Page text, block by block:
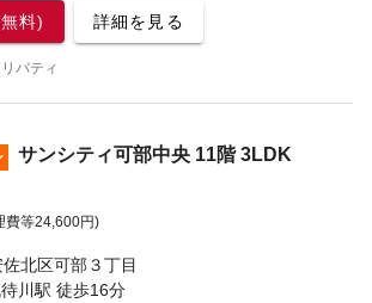
料) 詳細を見る
バティ
サンシティ可部中央 11階 3LDK
費等24,600円)
北区可部３丁目
川駅 徒歩16分